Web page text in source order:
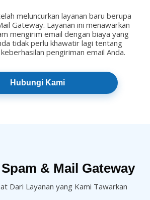
meluncurkan layanan baru berupa
Gateway. Layanan ini menawarkan
mengirim email dengan biaya yang
tidak perlu khawatir lagi tentang
pengiriman email Anda.
Hubungi Kami
& Mail Gateway
Dari Layanan yang Kami Tawarkan